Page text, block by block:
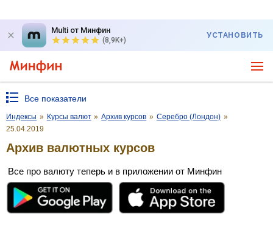
Multi от Минфин
(8,9K+)
УСТАНОВИТЬ
Все показатели
Индексы » Курсы валют » Архив курсов » Серебро (Лондон) »
25.04.2019
Архив валютных курсов
Все про валюту теперь и в приложении от Минфин